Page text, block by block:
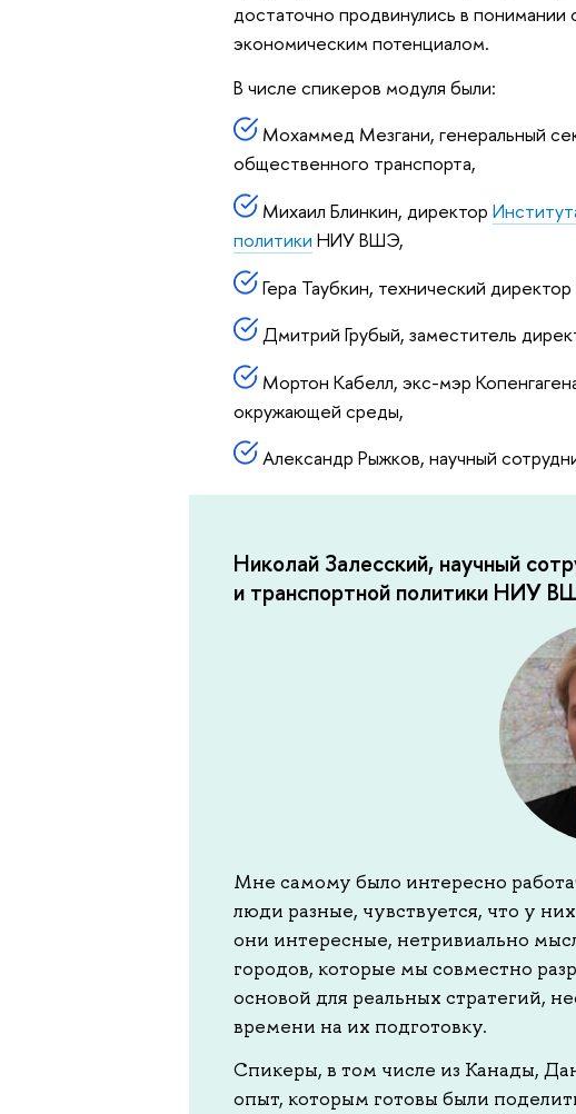
достаточно продвинулись в
экономическим потенциалом.
В числе спикеров модуля были:
Мохаммед Мезгани, генеральный
общественного транспорта,
Михаил Блинкин, директор
политики НИУ ВШЭ,
Гера Таубкин, технический директор
Дмитрий Грубый, заместитель
Мортон Кабелл, экс-мэр
окружающей среды,
Александр Рыжков, научный
Николай Залесский, научный
и транспортной политики НИУ
Мне самому было интересно
люди разные, чувствуется, что у
они интересные, нетривиально
городов, которые мы совместно
основой для реальных стратегий,
времени на их подготовку.
Спикеры, в том числе из Канады,
опыт, которым готовы были